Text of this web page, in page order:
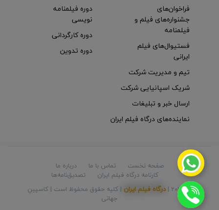
فراخوان‌های
جشنواره‌های فیلم و
فیلمنامه
فستیوال‌های فیلم
ایرانی
دوره فیلمنامه
نویسی
دوره کارگردانی
دوره تدوین
تیم و مدیریت شرکت
شریک اسپانیایی شرکت
ارسال خبر و تبلیغات
نماینده‌های درگاه فیلم ایران
صفحه نخست تماس با ما
درباره ما
کارنامه درگاه فیلم ایران
تصدیق‌نامه‌ها
© 2026 |
درگاه فیلم ایران | کلیه حقوق محفوظ است | کاسپینِ
جهانی